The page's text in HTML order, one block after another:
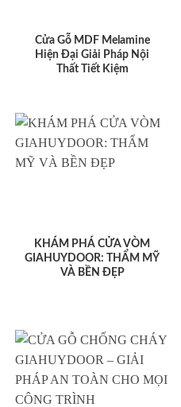
Cửa Gỗ MDF Melamine
Hiện Đại Giải Pháp Nội
Thất Tiết Kiệm
KHÁM PHÁ CỬA VÒM
GIAHUYDOOR: THẨM MỸ
VÀ BỀN ĐẸP